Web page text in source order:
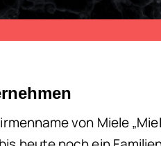
von Miele